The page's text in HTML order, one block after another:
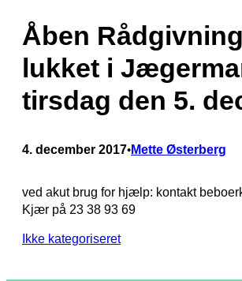
Åben
lukket i
tirsdag den 5.
4. december 2017•Mette Østerberg
ved akut brug for hjælp: kontakt
Kjær på 23 38 93 69
Ikke kategoriseret